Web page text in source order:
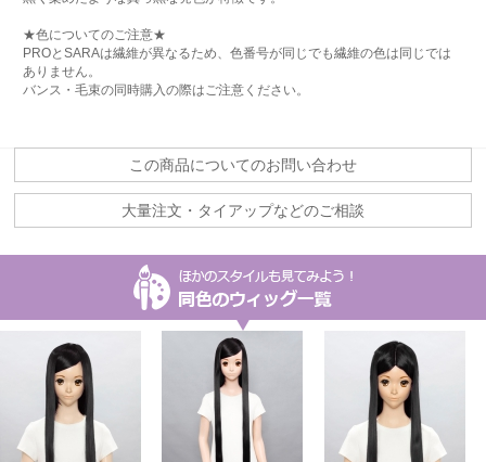
★色についてのご注意★
PROとSARAは繊維が異なるため、色番号が同じでも繊維の色は同じでは
ありません。
バンス・毛束の同時購入の際はご注意ください。
この商品についてのお問い合わせ
大量注文・タイアップなどのご相談